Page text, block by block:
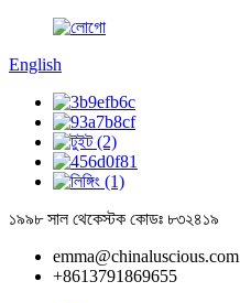
English
১৯৯৮ সাল থেকেস্টক কোডঃ ৮৩২৪১৯
emma@chinaluscious.com
+8613791869655